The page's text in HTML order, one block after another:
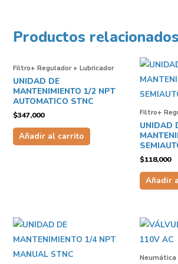
Productos relacionados
Filtro+ Regulador + Lubricador
UNIDAD DE
MANTENIMIENTO 1/2 NPT
AUTOMATICO STNC
$347,000
Añadir al carrito
Filtro+
UNIDAD
$118,000
Añadir
Neumática